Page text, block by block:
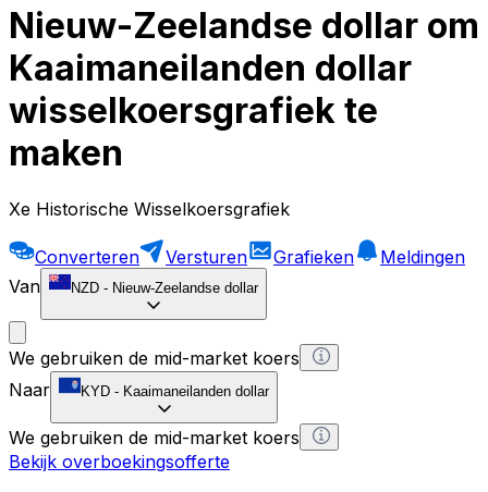
Nieuw-Zeelandse dollar om
Kaaimaneilanden dollar
wisselkoersgrafiek te
maken
Xe Historische Wisselkoersgrafiek
Converteren Versturen Grafieken
Meldingen
Van
NZD - Nieuw-Zeelandse dollar
We gebruiken de mid-market koers
Naar
KYD - Kaaimaneilanden dollar
We gebruiken de mid-market koers
Bekijk overboekingsofferte